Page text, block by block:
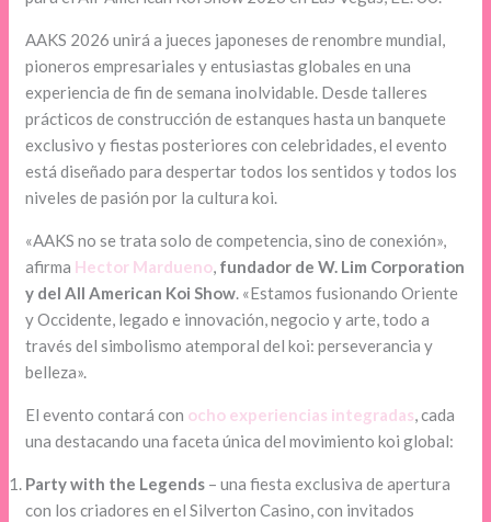
AAKS 2026 unirá a jueces japoneses de renombre mundial,
pioneros empresariales y entusiastas globales en una
experiencia de fin de semana inolvidable. Desde talleres
prácticos de construcción de estanques hasta un banquete
exclusivo y fiestas posteriores con celebridades, el evento
está diseñado para despertar todos los sentidos y todos los
niveles de pasión por la cultura koi.
«AAKS no se trata solo de competencia, sino de conexión»,
afirma Hector Mardueno, fundador de W. Lim Corporation
y del All American Koi Show. «Estamos fusionando Oriente
y Occidente, legado e innovación, negocio y arte, todo a
través del simbolismo atemporal del koi: perseverancia y
belleza».
El evento contará con ocho experiencias integradas, cada
una destacando una faceta única del movimiento koi global:
Party with the Legends – una fiesta exclusiva de apertura
con los criadores en el Silverton Casino, con invitados